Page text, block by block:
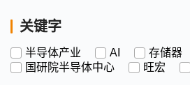
关键字
半导体产业 AI
存储器
国研院半导体中心
旺宏